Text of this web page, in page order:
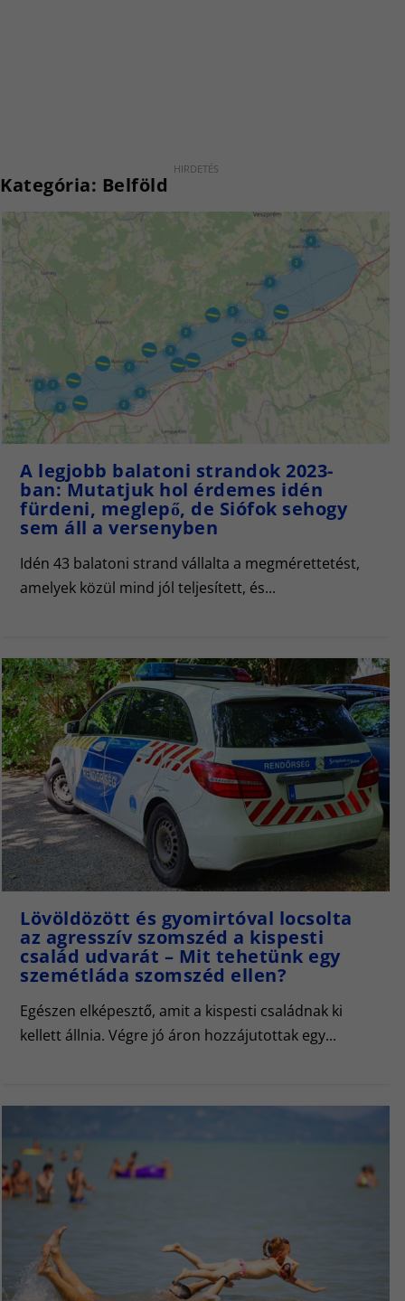
Kategória: Belföld
A legjobb balatoni strandok 2023-
ban: Mutatjuk hol érdemes idén
fürdeni, meglepő, de Siófok sehogy
sem áll a versenyben
Idén 43 balatoni strand vállalta a megmérettetést,
amelyek közül mind jól teljesített, és...
Lövöldözött és gyomirtóval locsolta
az agresszív szomszéd a kispesti
család udvarát – Mit tehetünk egy
szemétláda szomszéd ellen?
Egészen elképesztő, amit a kispesti családnak ki
kellett állnia. Végre jó áron hozzájutottak egy...